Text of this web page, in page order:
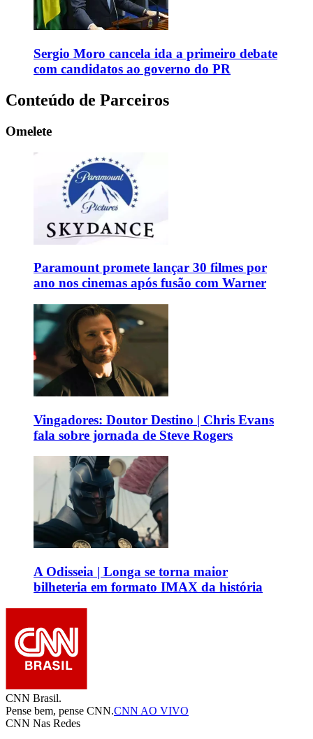
Sergio Moro cancela ida a primeiro debate
com candidatos ao governo do PR
Conteúdo de Parceiros
Omelete
Paramount promete lançar 30 filmes por
ano nos cinemas após fusão com Warner
Vingadores: Doutor Destino | Chris Evans
fala sobre jornada de Steve Rogers
A Odisseia | Longa se torna maior
bilheteria em formato IMAX da história
CNN Brasil.
Pense bem, pense CNN.CNN AO VIVO
CNN Nas Redes